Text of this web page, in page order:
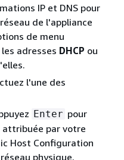
IP et DNS pour
de l'appliance
de menu
adresses DHCP ou
l'une des
Enter pour
attribuée par votre
Host Configuration
physique.